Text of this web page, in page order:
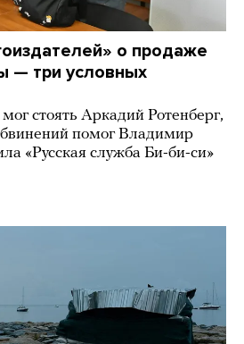
о продаже
— три условных
стоять Аркадий Ротенберг,
помог Владимир
«Русская служба Би-би-си»